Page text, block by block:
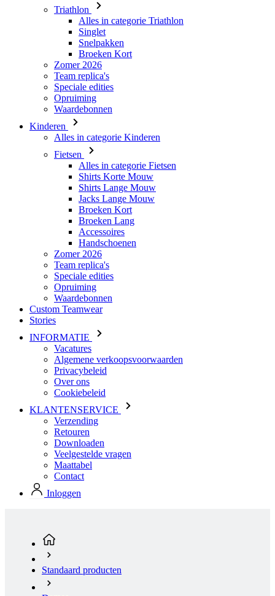
Zomer 2026
Team replica's
Speciale edities
Opruiming
Waardebonnen
Kinderen
Alles in categorie Kinderen
Fietsen
Alles in categorie Fietsen
Shirts Lange Mouw
Jacks Lange Mouw
Broeken Kort
Broeken Lang
Accessoires
Handschoenen
Zomer 2026
Team replica's
Speciale edities
Opruiming
Waardebonnen
Custom Teamwear
Stories
INFORMATIE
Vacatures
Algemene verkoopsvoorwaarden
Privacybeleid
Cookiebeleid
KLANTENSERVICE
Verzending
Retouren
Downloaden
Veelgestelde vragen
Maattabel
Contact
Inloggen
Dames
Fietsen